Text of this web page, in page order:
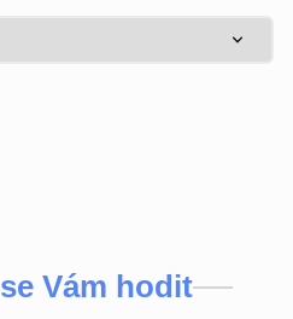
Vám hodit